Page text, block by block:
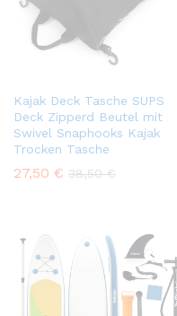
Kajak Deck Tasche SUPS
Deck Zipperd Beutel mit
Swivel Snaphooks Kajak
Trocken Tasche
27,50 € 38,50€